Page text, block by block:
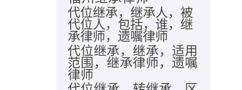
代位继承，继承人，被
代位人，包括，谁，继
承律师，遗嘱律师
代位继承，继承，适用
范围，继承律师，遗嘱
律师